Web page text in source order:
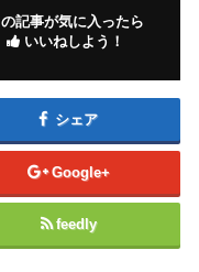
記事が気に入ったら
いいねしよう！
シェア
Google+
feedly